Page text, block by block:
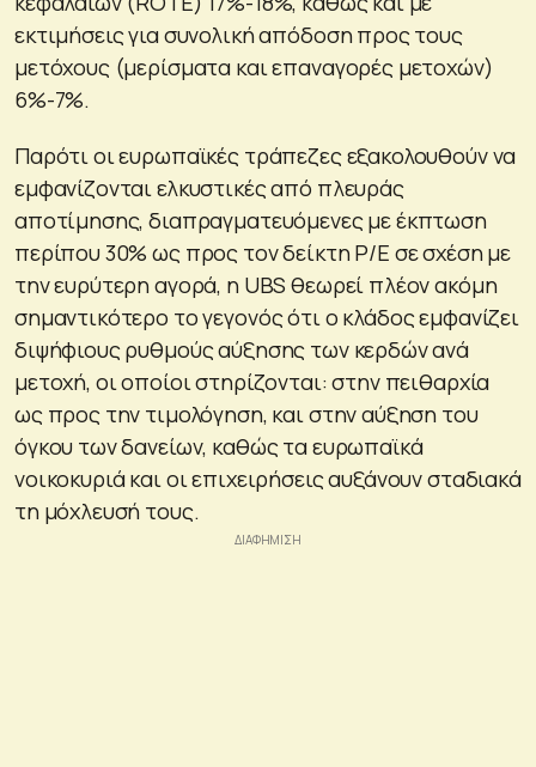
εκτιμήσεις για συνολική απόδοση προς τους
μετόχους (μερίσματα και επαναγορές μετοχών)
6%-7%.
Παρότι οι ευρωπαϊκές τράπεζες εξακολουθούν να
εμφανίζονται ελκυστικές από πλευράς
αποτίμησης, διαπραγματευόμενες με έκπτωση
περίπου 30% ως προς τον δείκτη P/E σε σχέση με
την ευρύτερη αγορά, η UBS θεωρεί πλέον ακόμη
σημαντικότερο το γεγονός ότι ο κλάδος εμφανίζει
διψήφιους ρυθμούς αύξησης των κερδών ανά
μετοχή, οι οποίοι στηρίζονται: στην πειθαρχία
ως προς την τιμολόγηση, και στην αύξηση του
όγκου των δανείων, καθώς τα ευρωπαϊκά
νοικοκυριά και οι επιχειρήσεις αυξάνουν σταδιακά
τη μόχλευσή τους.